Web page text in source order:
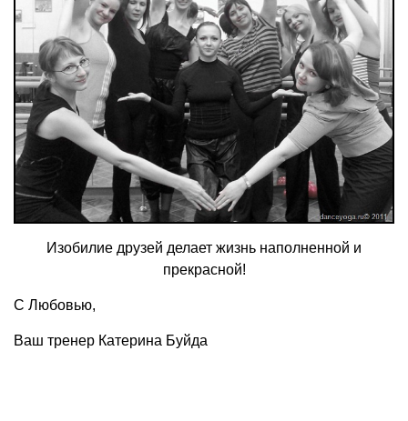
Изобилие друзей делает жизнь наполненной и
прекрасной!
С Любовью,
Ваш тренер Катерина Буйда